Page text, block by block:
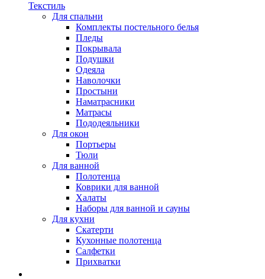
Текстиль
Для спальни
Комплекты постельного белья
Пледы
Покрывала
Подушки
Одеяла
Наволочки
Простыни
Наматрасники
Матрасы
Пододеяльники
Для окон
Портьеры
Тюли
Для ванной
Полотенца
Коврики для ванной
Халаты
Наборы для ванной и сауны
Для кухни
Скатерти
Кухонные полотенца
Салфетки
Прихватки